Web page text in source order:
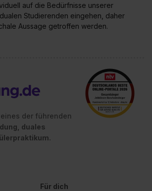
auf die Bedürfnisse unserer
Studierenden eingehen, daher
Aussage getroffen werden.
der führenden
duales
Für dich